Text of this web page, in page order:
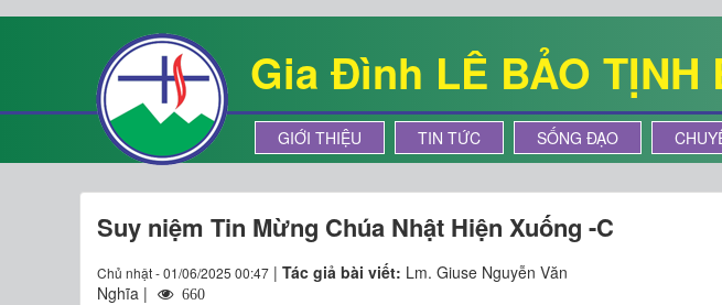
Gia Đình LÊ BẢO TỊNH
GIỚI THIỆU TIN TỨC SỐNG ĐẠO
Suy niệm Tin Mừng Chúa Nhật Hiện Xuống -C
Chủ nhật - 01/06/2025 00:47 | Tác giả bài viết: Lm. Giuse Nguyễn Văn
Nghĩa |
660